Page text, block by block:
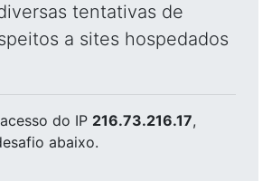
tentativas de
a sites hospedados
do IP 216.73.216.17,
abaixo.